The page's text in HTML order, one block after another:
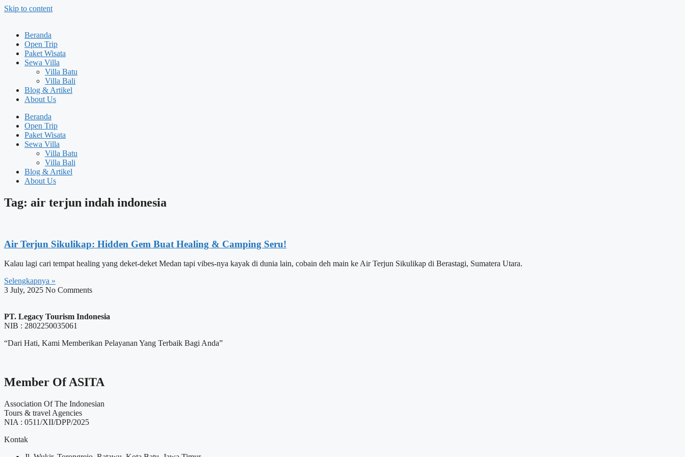
Skip to content
Beranda
Open Trip
Paket Wisata
Sewa Villa
Villa Batu
Villa Bali
Blog & Artikel
About Us
Beranda
Open Trip
Paket Wisata
Sewa Villa
Villa Batu
Villa Bali
Blog & Artikel
About Us
Tag: air terjun indah indonesia
Air Terjun Sikulikap: Hidden Gem Buat Healing & Camping Seru!
Kalau lagi cari tempat healing yang deket-deket Medan tapi vibes-nya kayak di dunia lain, cobain deh main ke Air Terjun Sikulikap di Berastagi, Sumatera Utara.
Selengkapnya »
3 July, 2025 No Comments
PT. Legacy Tourism Indonesia
NIB : 2802250035061
“Dari Hati, Kami Memberikan Pelayanan Yang Terbaik Bagi Anda”
Member Of ASITA
Association Of The Indonesian
Tours & travel Agencies
NIA : 0511/XII/DPP/2025
Kontak